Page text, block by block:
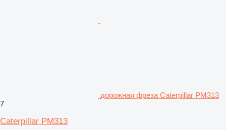
дорожная фреза Caterpillar PM313
7
Caterpillar PM313